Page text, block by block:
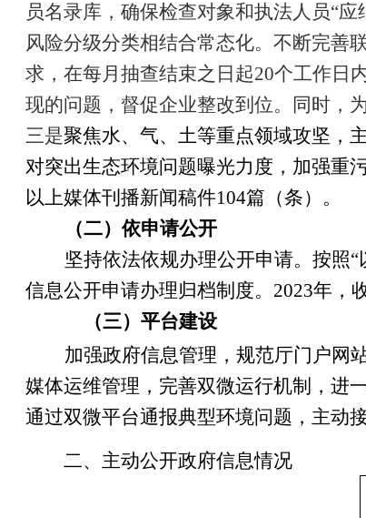
员名录库，确保检查对象和执法人员“
风险分级分类相结合常态化。不断完善
求，在每月抽查结束之日起20个工作日
现的问题，督促企业整改到位。
同时，
三是聚焦水、气、土等重点领域攻坚，
对突出生态环境问题曝光力度，加强重
以上媒体刊播新闻稿件104篇（条）。
（二）依申请公开
坚持依法依规办理公开申请。按照
信息公开申请办理归档制度。2023年，
（三）平台建设
加强政府信息管理，规范厅门户网
媒体运维管理，完善双微运行机制，进
通过双微平台通报典型环境问题，主动
二、主动公开政府信息情况